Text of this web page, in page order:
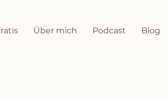
Über mich Podcast Blog